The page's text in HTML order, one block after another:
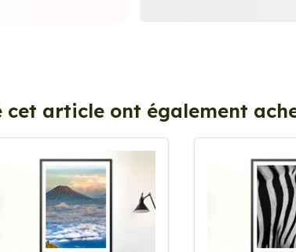
cet article ont également